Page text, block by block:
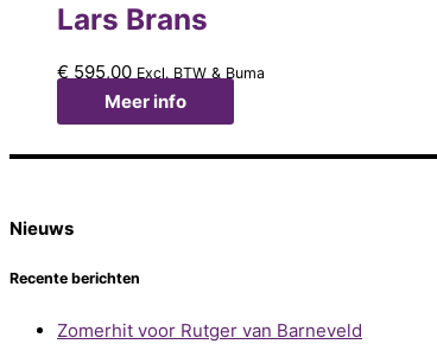
Lars Brans
€ 595,00 Excl. BTW & Buma
Meer info
Nieuws
Recente berichten
Zomerhit voor Rutger van Barneveld